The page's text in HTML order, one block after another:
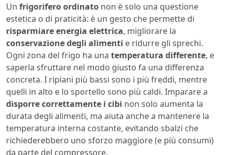
Un frigorifero ordinato non è solo una questione
estetica o di praticità: è un gesto che permette di
risparmiare energia elettrica, migliorare la
conservazione degli alimenti e ridurre gli sprechi.
Ogni zona del frigo ha una temperatura differente, e
saperla sfruttare nel modo giusto fa una differenza
concreta. I ripiani più bassi sono i più freddi, mentre
quelli in alto e lo sportello sono più caldi. Imparare a
disporre correttamente i cibi non solo aumenta la
durata degli alimenti, ma aiuta anche a mantenere la
temperatura interna costante, evitando sbalzi che
richiederebbero uno sforzo maggiore (e più consumi)
da parte del compressore.